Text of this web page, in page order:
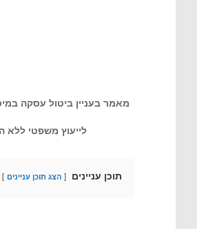
מאמר בעניין ביטול עסקה
לייעוץ משפטי ללא
תוכן עניינים הצג תוכן עניינים